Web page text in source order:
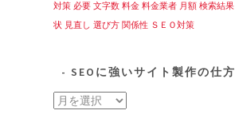
対策 必要 文字数 料金 料金業者 月額 検索結果
状 見直し 選び方 関係性 ＳＥＯ対策
SEOに強いサイト製作の仕方
SEO